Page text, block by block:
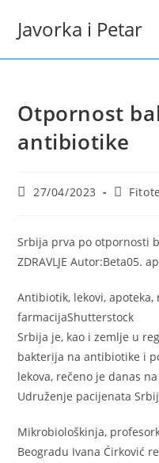
Javorka i Petar
Otpornost
antibiotike
Post27/04/2023
Post
Srbija prva po otpornosti
ZDRAVLJE Autor:Beta05.
Antibiotik, lekovi,
farmacijaShutterstock
Srbija je, kao i zemlje u
bakterija na antibiotike i
lekova, rečeno je danas
Udruženje pacijenata
Mikrobiološkinja,
Beogradu Ivana Ćirković